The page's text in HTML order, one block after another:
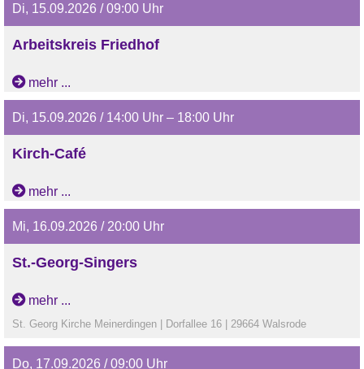
Di, 15.09.2026 / 09:00 Uhr
Arbeitskreis Friedhof
mehr ...
Di, 15.09.2026 / 14:00 Uhr – 18:00 Uhr
Kirch-Café
mehr ...
Mi, 16.09.2026 / 20:00 Uhr
St.-Georg-Singers
mehr ...
St. Georg Kirche Meinerdingen | Dorfallee 16 | 29664 Walsrode
Do, 17.09.2026 / 09:00 Uhr